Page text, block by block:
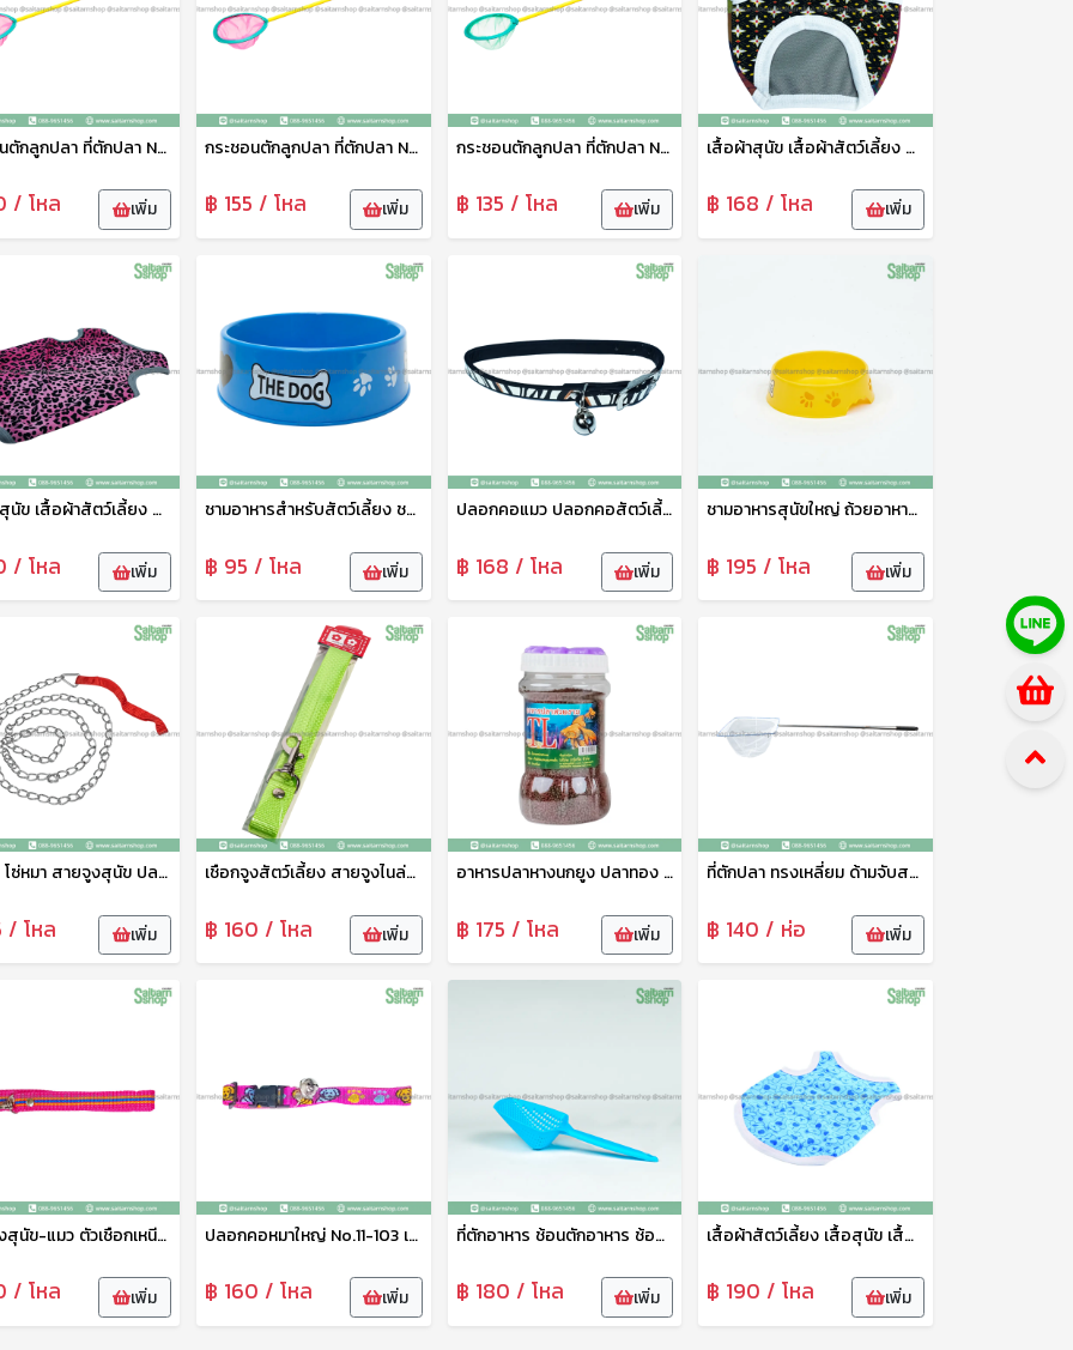
กระชอนตักลูกปลา ที่ตักปลา No.7 111
/ โหล เพิ่ม
กระชอนตักลูกปลา ที่ตักปลา No.6 111
฿ 155 / โหล เพิ่ม
กระชอนตักลูกปลา ที่ตักปลา No.5 111
฿ 135 / โหล เพิ่ม
เสื้อผ้าสุนัข เสื้อผ้าสัตว์เลี้ยง ขนาดเล็ก ชุดสัตว์เลี้ยง เสื้อผ้าสัตว์เลี้ยง เสื้อแมว สุนัข หมา ลายน่ารัก เจริญทรัพย์11
฿ 168 / โหล เพิ่ม
เสื้อผ้าสุนัข เสื้อผ้าสัตว์เลี้ยง ขนาดใหญ่ ชุดสัตว์เลี้ยง เสื้อผ้าสัตว์เลี้ยง เสื้อแมว สุนัข หมา ลายน่ารัก เจริญทรัพย์11
/ โหล เพิ่ม
ชามอาหารสำหรับสัตว์เลี้ยง ชามข้าวหมาเล็ก ตราAP ชามอาหารสุนัข ชามข้าวแมว ชามข้าวสัตว์ ชามพลาสติกคุณภาพดี ปลอดภัย ทนทาน
฿ 95 / โหล เพิ่ม
ปลอกคอแมว ปลอกคอสัตว์เลี้ยง ปลอกคอสุนัข ปรับขนาดได้ พร้อมกระดิ่ง 1แพ็ค4ชิ้น คละลาย 21521
฿ 168 / โหล เพิ่ม
ชามอาหารสุนัขใหญ่ ถ้วยอาหารสุนัข ที่ใส่อาหารหมา ที่ใส่อาหารสุนัข ลายน่ารัก AP
฿ 195 / โหล เพิ่ม
โซ่สุนัข โซ่หมา สายจูงสุนัข ปลอกคอสุนัข โซ่เหล็กบิด ปลอกคอหมา โซ่ล่ามสุนัข สายจูงหมา โซ่จูงหมา โซ่จูงสุนัข โซ่ No.03136
/ โหล เพิ่ม
เชือกจูงสัตว์เลี้ยง สายจูงไนล่อน คละสี สายจูงสุนัขพันธุ์ใหญ่ คุณภาพดี เชือกหนานิ่ม ทนทาน ปลอดภัย
฿ 160 / โหล เพิ่ม
อาหารปลาหางนกยูง ปลาทอง ปลาคราฟ ปลาสวยงามทุกชนิด เกรดเอ น้ำไม่ขุ่น แถมฟรีกระปุกใส่อาหารปลา (เม็ดจิ๋ว)
฿ 175 / โหล เพิ่ม
ที่ตักปลา ทรงเหลี่ยม ด้ามจับสแตนเลส ขนาด 18*26ซม ที่ตักปลาเนื้อดี สวิงตักปลา ตาข่ายช้อนปลา ด้ามจับอย่างดี แข็งแรง ทนทาน N-293
฿ 140 / ห่อ เพิ่ม
เชือกจูงสุนัข-แมว ตัวเชือกเหนียว ไม่ขาดง่ายใช่ได้ยาวนาน No.11-104
/ โหล เพิ่ม
ปลอกคอหมาใหญ่ No.11-103 เส้นใหญ่ไม่หลุดไม่ขาดง่าย
฿ 160 / โหล เพิ่ม
ที่ตักอาหาร ช้อนตักอาหาร ช้อนตักอาหารสัตว์เลี้ยง ที่ตักน้ำแข็งพลาสติก ช้อนตักอเนกประสงค์ PT
฿ 180 / โหล เพิ่ม
เสื้อผ้าสัตว์เลี้ยง เสื้อสุนัข เสื้อแมว สกรีนลายน่ารัก No.6-100
฿ 190 / โหล เพิ่ม